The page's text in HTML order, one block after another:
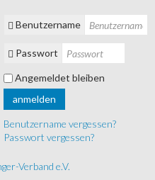
Benutzername
Passwort
Angemeldet bleiben
anmelden
Benutzername vergessen?
Passwort vergessen?